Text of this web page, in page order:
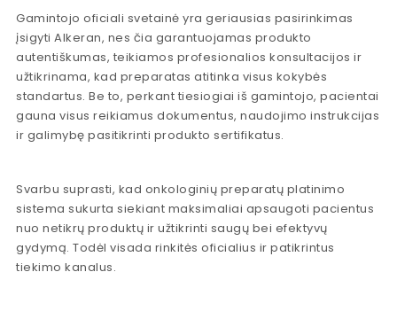
Gamintojo oficiali svetainė yra geriausias pasirinkimas
įsigyti Alkeran, nes čia garantuojamas produkto
autentiškumas, teikiamos profesionalios konsultacijos ir
užtikrinama, kad preparatas atitinka visus kokybės
standartus. Be to, perkant tiesiogiai iš gamintojo, pacientai
gauna visus reikiamus dokumentus, naudojimo instrukcijas
ir galimybę pasitikrinti produkto sertifikatus.
Svarbu suprasti, kad onkologinių preparatų platinimo
sistema sukurta siekiant maksimaliai apsaugoti pacientus
nuo netikrų produktų ir užtikrinti saugų bei efektyvų
gydymą. Todėl visada rinkitės oficialius ir patikrintus
tiekimo kanalus.